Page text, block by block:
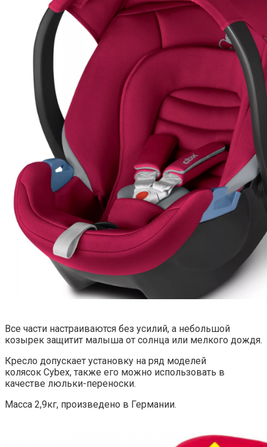
Все части настраиваются без усилий, а небольшой
козырек защитит малыша от солнца или мелкого дождя.
Кресло допускает установку на ряд моделей
колясок Cybex, также его можно использовать в
качестве люльки-переноски.
Масса 2,9кг, произведено в Германии.